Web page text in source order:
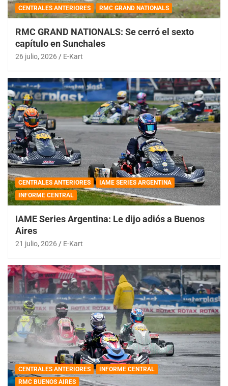
CENTRALES ANTERIORES RMC GRAND NATIONALS
RMC GRAND NATIONALS: Se cerró el sexto
capítulo en Sunchales
26 julio, 2026 E-Kart
CENTRALES ANTERIORES
IAME SERIES ARGENTINA
INFORME CENTRAL
IAME Series Argentina: Le dijo adiós a Buenos
Aires
21 julio, 2026 E-Kart
CENTRALES ANTERIORES
INFORME CENTRAL
RMC BUENOS AIRES